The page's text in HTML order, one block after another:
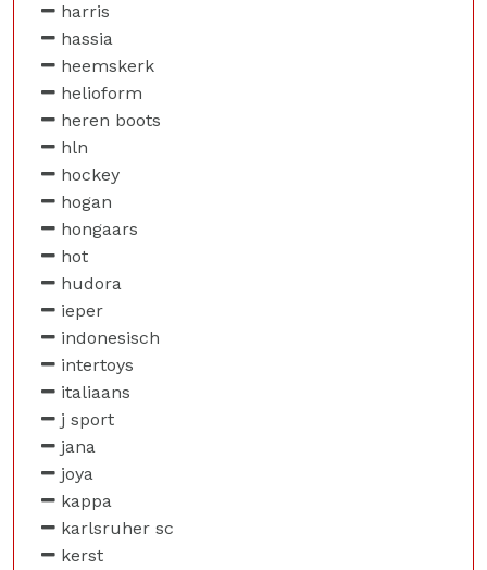
harris
hassia
heemskerk
helioform
heren boots
hln
hockey
hogan
hongaars
hot
hudora
ieper
indonesisch
intertoys
italiaans
j sport
jana
joya
kappa
karlsruher sc
kerst